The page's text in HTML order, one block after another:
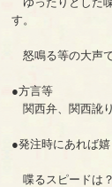
す。
怒鳴る等の大声
●方言等
関西弁、関西訛
●発注時にあれば
喋るスピードは